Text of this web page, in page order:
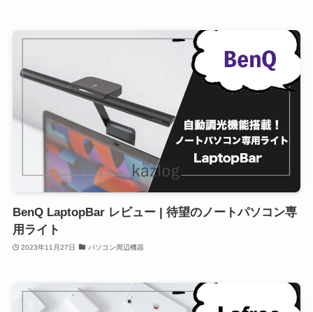
BenQ LaptopBar レビュー | 待望のノートパソコン専
用ライト
2023年11月27日 パソコン周辺機器